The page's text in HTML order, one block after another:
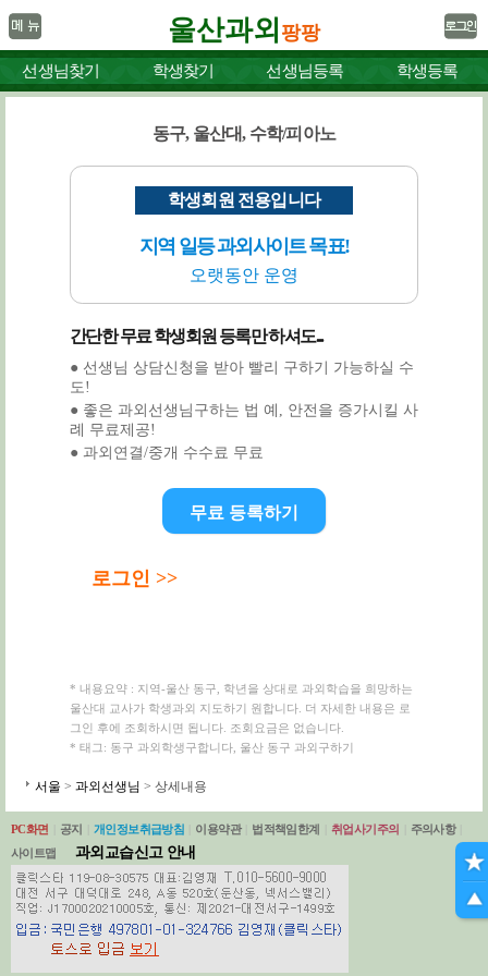
울산과외 팡팡
선생님찾기 학생찾기 선생님등록 학생등록
동구, 울산대, 수학/피아노
학생회원 전용입니다
지역 일등 과외사이트 목표!
오랫동안 운영
간단한 무료 학생회원 등록만 하셔도...
● 선생님 상담신청을 받아 빨리 구하기 가능하실 수
도!
● 좋은 과외선생님구하는 법 예, 안전을 증가시킬 사
례 무료제공!
● 과외연결/중개 수수료 무료
무료 등록하기
로그인 >>
* 내용요약 : 지역-울산 동구, 학년을 상대로 과외학습을 희망하는
울산대 교사가 학생과외 지도하기 원합니다. 더 자세한 내용은 로
그인 후에 조회하시면 됩니다. 조회요금은 없습니다.
* 태그: 동구 과외학생구합니다, 울산 동구 과외구하기
서울 > 과외선생님 > 상세내용
PC화면 공지 개인정보취급방침 이용약관 법적책임한계 취업사기주의 주의사항
사이트맵
과외교습신고 안내